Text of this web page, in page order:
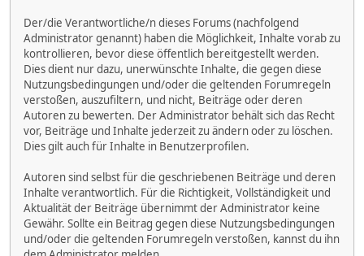
Der/die Verantwortliche/n dieses Forums (nachfolgend
Administrator genannt) haben die Möglichkeit, Inhalte vorab zu
kontrollieren, bevor diese öffentlich bereitgestellt werden.
Dies dient nur dazu, unerwünschte Inhalte, die gegen diese
Nutzungsbedingungen und/oder die geltenden Forumregeln
verstoßen, auszufiltern, und nicht, Beiträge oder deren
Autoren zu bewerten. Der Administrator behält sich das Recht
vor, Beiträge und Inhalte jederzeit zu ändern oder zu löschen.
Dies gilt auch für Inhalte in Benutzerprofilen.
Autoren sind selbst für die geschriebenen Beiträge und deren
Inhalte verantwortlich. Für die Richtigkeit, Vollständigkeit und
Aktualität der Beiträge übernimmt der Administrator keine
Gewähr. Sollte ein Beitrag gegen diese Nutzungsbedingungen
und/oder die geltenden Forumregeln verstoßen, kannst du ihn